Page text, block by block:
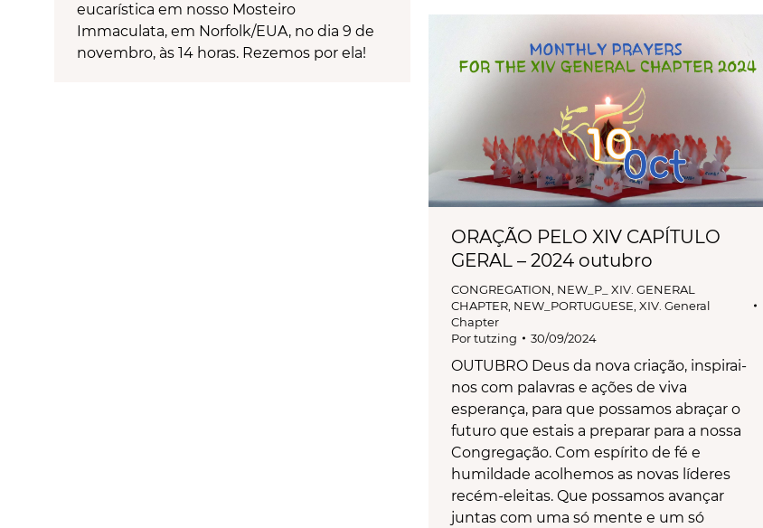
eucarística em nosso Mosteiro
Immaculata, em Norfolk/EUA, no dia 9 de
novembro, às 14 horas. Rezemos por ela!
ORAÇÃO PELO XIV CAPÍTULO
GERAL – 2024 outubro
CONGREGATION, NEW_P_ XIV. GENERAL
CHAPTER, NEW_PORTUGUESE, XIV. General
Chapter
Portutzing 30/09/2024
OUTUBRO Deus da nova criação, inspirai-
nos com palavras e ações de viva
esperança, para que possamos abraçar o
futuro que estais a preparar para a nossa
Congregação. Com espírito de fé e
humildade acolhemos as novas líderes
recém-eleitas. Que possamos avançar
juntas com uma só mente e um só